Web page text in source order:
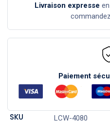
Livraison expresse en
commandez
Paiement
SKU LCW-4080